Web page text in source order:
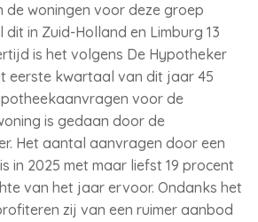
de woningen voor deze groep
in Zuid-Holland en Limburg 13
is het volgens De Hypotheker
eerste kwartaal van dit jaar 45
voor de
is gedaan door de
Het aantal aanvragen door een
in 2025 met maar liefst 19 procent
van het jaar ervoor. Ondanks het
zij van een ruimer aanbod